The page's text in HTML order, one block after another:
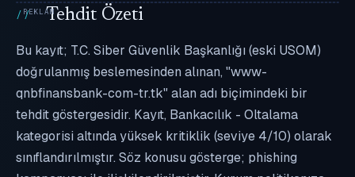
Tehdit Özeti
Bu kayıt; T.C. Siber Güvenlik Başkanlığı (eski USOM)
doğrulanmış beslemesinden alınan, "www-
qnbfinansbank-com-tr.tk" alan adı biçimindeki bir
tehdit göstergesidir. Kayıt, Bankacılık - Oltalama
kategorisi altında yüksek kritiklik (seviye 4/10) olarak
sınıflandırılmıştır. Söz konusu gösterge; phishing